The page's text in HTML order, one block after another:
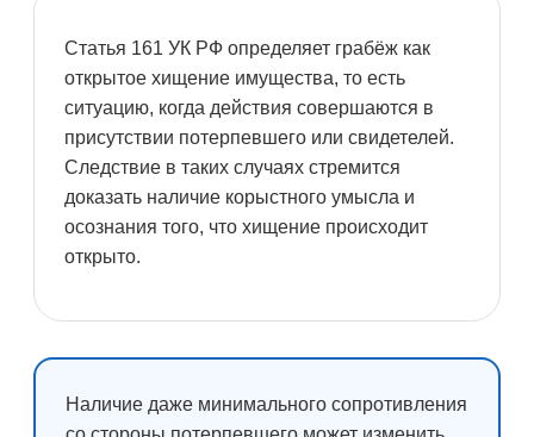
Статья 161 УК РФ определяет грабёж как
открытое хищение имущества, то есть
ситуацию, когда действия совершаются в
присутствии потерпевшего или свидетелей.
Следствие в таких случаях стремится
доказать наличие корыстного умысла и
осознания того, что хищение происходит
открыто.
Наличие даже минимального сопротивления